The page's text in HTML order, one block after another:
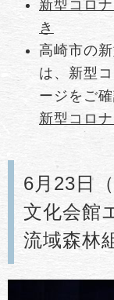
新型コロ
き
高崎市の
は、新型
ージをご確
新型コロ
6月23日
文化会館
流域森林